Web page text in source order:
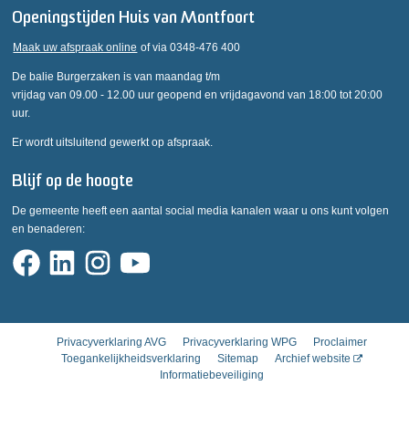
Openingstijden Huis van Montfoort
Maak uw afspraak online of via 0348-476 400
De balie Burgerzaken is van maandag t/m
vrijdag van 09.00 - 12.00 uur geopend en vrijdagavond van 18:00 tot 20:00
uur.
Er wordt uitsluitend gewerkt op afspraak.
Blijf op de hoogte
De gemeente heeft een aantal social media kanalen waar u ons kunt volgen
en benaderen:
Privacyverklaring AVG Privacyverklaring WPG
Proclaimer
Toegankelijkheidsverklaring
Sitemap
Archief website
Informatiebeveiliging